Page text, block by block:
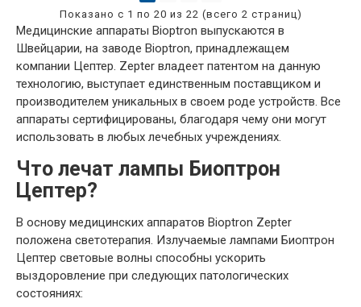
Медицинские аппараты Bioptron выпускаются в
Швейцарии, на заводе Bioptron, принадлежащем
компании Цептер. Zepter владеет патентом на данную
технологию, выступает единственным поставщиком и
производителем уникальных в своем роде устройств. Все
аппараты сертифицированы, благодаря чему они могут
использовать в любых лечебных учреждениях.
Что лечат лампы Биоптрон
Цептер?
В основу медицинских аппаратов Bioptron Zepter
положена светотерапия. Излучаемые лампами Биоптрон
Цептер световые волны способны ускорить
выздоровление при следующих патологических
состояниях:
Показано с 1 по 20 из 22 (всего 2 страниц)